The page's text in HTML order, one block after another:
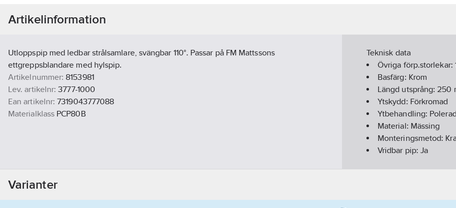
Artikelinformation
Utloppspip med ledbar strålsamlare, svängbar 110°. Passar på FM Mattssons
ettgreppsblandare med hylspip.
Artikelnummer: 8153981
Lev. artikelnr: 3777-1000
Ean artikelnr: 7319043777088
Materialklass PCP80B
Teknisk data
Övriga förp.storlekar:
Basfärg: Krom
Längd utsprång:250
Ytskydd: Förkromad
Ytbehandling:
Material: Mässing
Monteringsmetod:
Vridbar pip:Ja
REACH - Innehåller
Varianter